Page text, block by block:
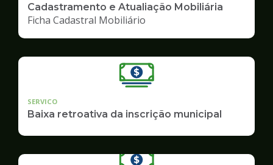
Cadastramento e Atualiação Mobiliária
Ficha Cadastral Mobiliário
SERVICO
Baixa retroativa da inscrição municipal